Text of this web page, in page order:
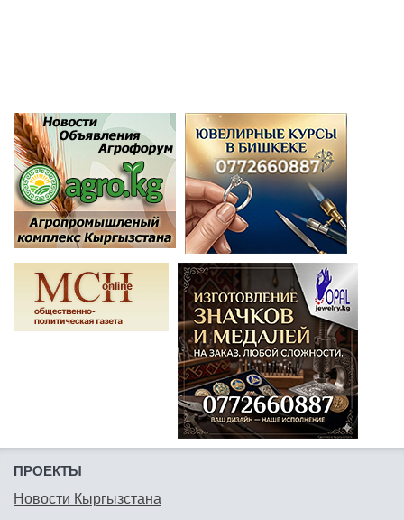
ПРОЕКТЫ
Новости Кыргызстана